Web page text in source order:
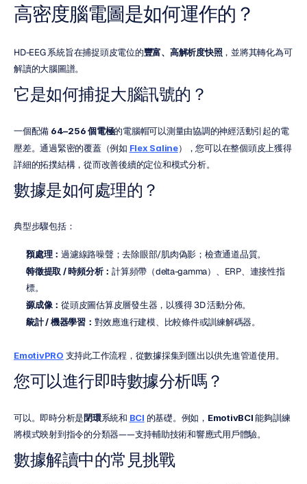
高密度腦電圖是如何運作的？
HD-EEG 系統旨在捕捉頭皮電位的豐富、高解析度快照 ，並將其轉化為可
解讀的大腦圖譜。
它是如何捕捉大腦訊號的？
一個配備 64–256 個電極的電腦帽可以測量由協調的神經活動引起的電
壓差。通過緊密的覆蓋（例如 Flex Saline），您可以在整個頭皮上獲得
詳細的拓撲結構，從而改善後續的定位和模式分析。
數據是如何處理的？
典型步驟包括：
預處理： 過濾線路噪聲；去除眼部/肌肉偽影；檢查通道品質。
特徵提取 / 時頻分析： 計算頻帶（delta-gamma）、ERP、連接性指
標。
源成像： 從頭皮圖估算皮層發生器，以獲得 3D 活動分佈。
統計 / 機器學習： 對效應進行建模、比較條件或訓練解碼器。
EmotivPRO 支持此工作流程，從數據採集到匯出以供先進管道使用。
您可以進行即時數據分析嗎？
可以。即時分析是閉環系統和 BCI 的基礎。例如， EmotivBCI 能夠訓練
將模式映射到指令的分類器——支持輔助技術和響應式用戶體驗。
數據解讀中的常見挑戰